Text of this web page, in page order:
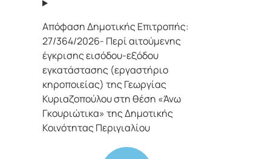
Απόφαση Δημοτικής Επιτροπής:
27/364/2026- Περί αιτούμενης
έγκρισης εισόδου-εξόδου
εγκατάστασης (εργαστήριο
κηροποιείας) της Γεωργίας
Κυριαζοπούλου στη θέση «Άνω
Γκουριώτικα» της Δημοτικής
Κοινότητας Περιγιαλίου